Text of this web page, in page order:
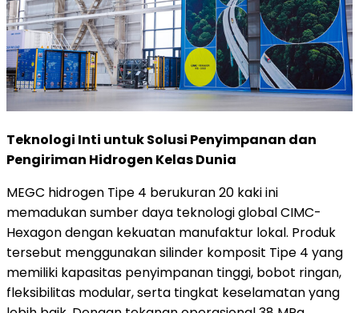
Teknologi Inti untuk Solusi Penyimpanan dan
Pengiriman Hidrogen Kelas Dunia
MEGC hidrogen Tipe 4 berukuran 20 kaki ini
memadukan sumber daya teknologi global CIMC-
Hexagon dengan kekuatan manufaktur lokal. Produk
tersebut menggunakan silinder komposit Tipe 4 yang
memiliki kapasitas penyimpanan tinggi, bobot ringan,
fleksibilitas modular, serta tingkat keselamatan yang